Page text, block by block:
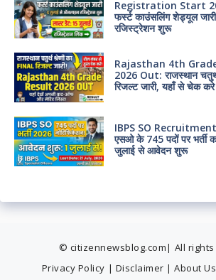
Registration Start
फर्स्ट काउंसलिंग शेड्यूल
रजिस्ट्रेशन शुरू
Rajasthan 4th
2026 Out: राजस्थान
रिजल्ट जारी, यहाँ से चेक करे
IBPS SO Recruitment
एसओ के 745 पदों पर भर्ती
जुलाई से आवेदन शुरू
© citizennewsblog.com| All
Privacy Policy | Disclaimer |About Us